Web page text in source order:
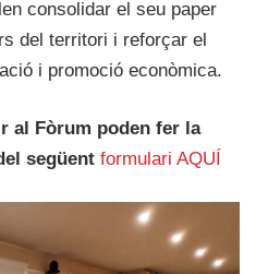
consolidar el seu paper
del territori i reforçar el
i promoció econòmica.
al Fòrum poden fer la
següent formulari AQUÍ